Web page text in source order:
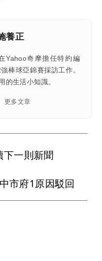
養正
Yahoo奇摩擔任特約編
棒球亞錦賽採訪工作。
的生活小知識。
更多文章
下一則新聞
市府1原因駁回